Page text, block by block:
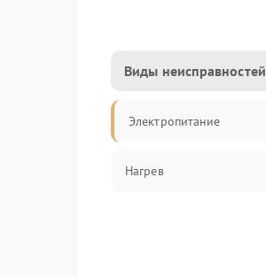
Виды неисправностей
Электропитание
Нагрев